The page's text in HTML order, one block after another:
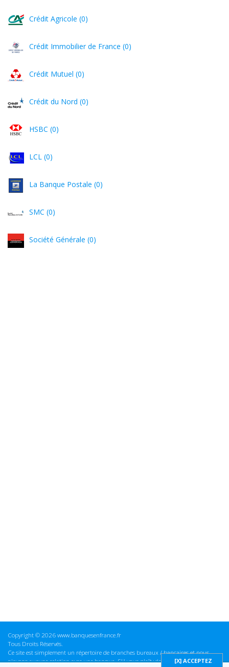
Crédit Agricole (0)
Crédit Immobilier de France (0)
Crédit Mutuel (0)
Crédit du Nord (0)
HSBC (0)
LCL (0)
La Banque Postale (0)
SMC (0)
Société Générale (0)
Copyright © 2026 www.banquesenfrance.fr
Tous Droits Réservés.
Ce site est simplement un répertoire de branches bureaux / bancaires et nous
n'avons aucune relation avec une banque. S'il vous plaît vérifier ces informations